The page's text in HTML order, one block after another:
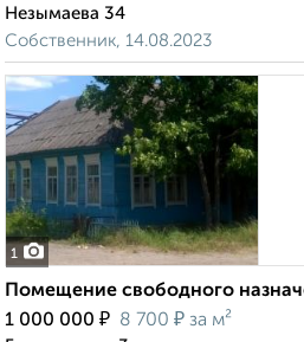
Незымаева 34
Собственник, 14.08.2023
1
Помещение свободного
1 000 000 ₽ 8 700 ₽ за м²